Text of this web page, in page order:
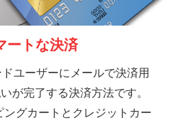
ートな決済
ユーザーにメールで決済用
が完了する決済方法です。
グカートとクレジットカー